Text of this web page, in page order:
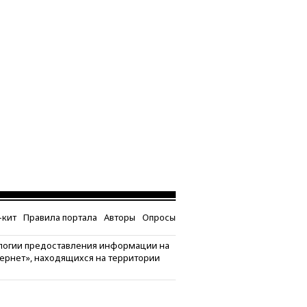
Правила портала Авторы Опросы
предоставления информации на
находящихся на территории